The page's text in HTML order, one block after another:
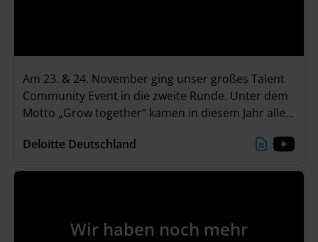
Am 23. & 24. November ging unser großes Talent
Community Event in die zweite Runde. Unter dem
Motto „Grow together“ kamen in diesem Jahr alle
„The Stage“ im Deloitte Office in Düsseldorf
alle, die dabei waren!
Deloitte Deutschland
Wir haben noch mehr